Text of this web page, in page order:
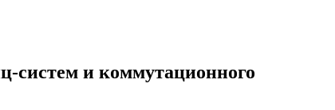
систем и коммутационного